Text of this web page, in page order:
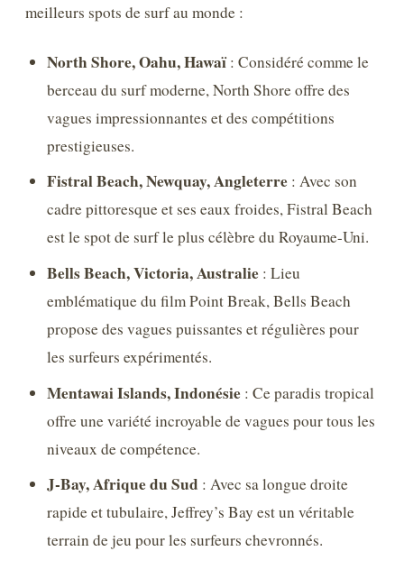
meilleurs spots de surf au monde :
North Shore, Oahu, Hawaï: Considéré comme le
berceau du surf moderne, North Shore offre des
vagues impressionnantes et des compétitions
prestigieuses.
Fistral Beach, Newquay, Angleterre : Avec son
cadre pittoresque et ses eaux froides, Fistral Beach
est le spot de surf le plus célèbre du Royaume-Uni.
Bells Beach, Victoria, Australie : Lieu
emblématique du film Point Break, Bells Beach
propose des vagues puissantes et régulières pour
les surfeurs expérimentés.
Mentawai Islands, Indonésie : Ce paradis tropical
offre une variété incroyable de vagues pour tous les
niveaux de compétence.
J-Bay, Afrique du Sud : Avec sa longue droite
rapide et tubulaire, Jeffrey’s Bay est un véritable
terrain de jeu pour les surfeurs chevronnés.